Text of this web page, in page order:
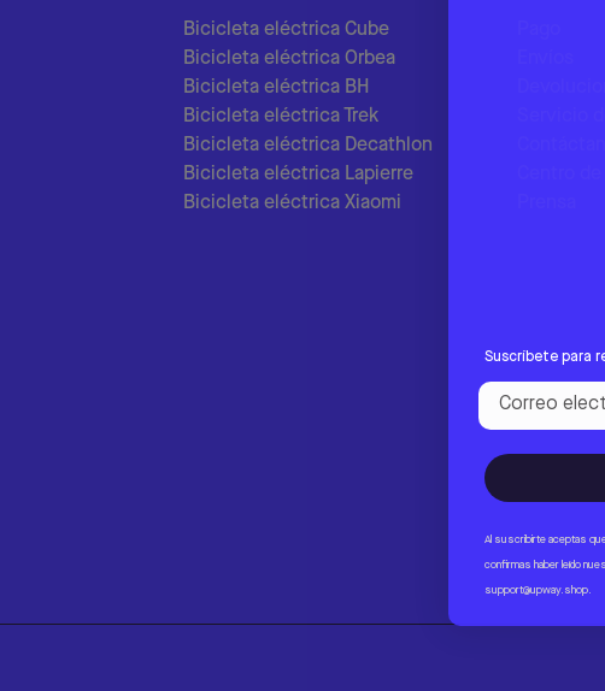
Bicicleta eléctrica Cube
Bicicleta eléctrica Orbea
Bicicleta eléctrica BH
Bicicleta eléctrica Trek
Bicicleta eléctrica Decathlon
Bicicleta eléctrica Lapierre
Bicicleta eléctrica Xiaomi
Servicio
Suscríbete para
Email
Al suscribirte aceptas
confirmas haber leído
support@upway.shop